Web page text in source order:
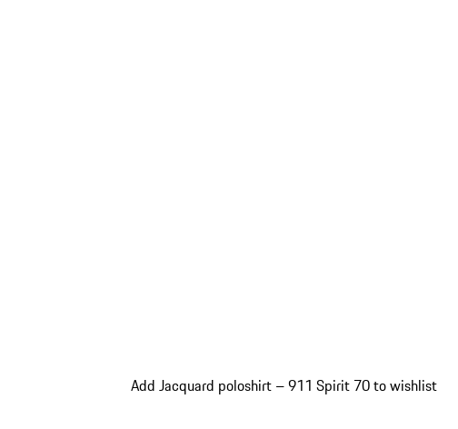
Add Jacquard poloshirt – 911 Spirit 70 to wishlist